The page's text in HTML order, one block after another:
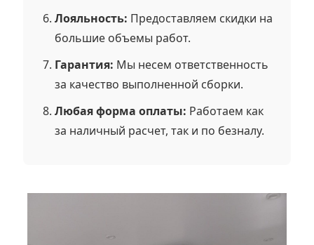
Лояльность: Предоставляем скидки на
большие объемы работ.
Гарантия: Мы несем ответственность
за качество выполненной сборки.
Любая форма оплаты: Работаем как
за наличный расчет, так и по безналу.